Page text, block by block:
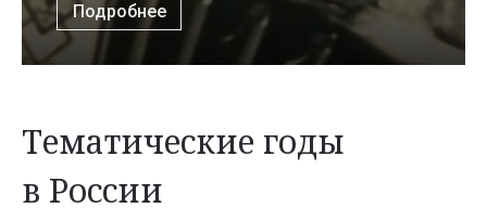
Подробнее
Тематические годы
в России